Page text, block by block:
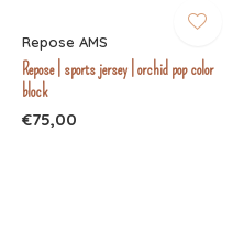
Repose AMS
Repose | sports jersey | orchid pop color
block
€75,00